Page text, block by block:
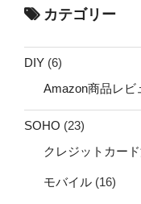
カテゴリー
DIY (6)
Amazon商品レビ
SOHO (23)
クレジットカー
モバイル (16)